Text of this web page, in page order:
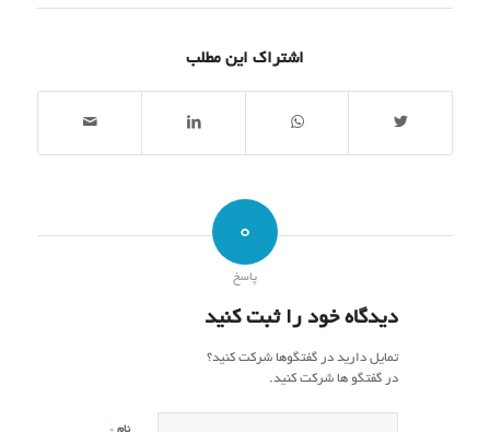
اشتراک این مطلب
0
پاسخ
دیدگاه خود را ثبت کنید
تمایل دارید در گفتگوها شرکت کنید؟
در گفتگو ها شرکت کنید.